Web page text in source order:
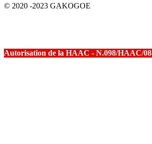
© 2020 -2023 GAKOGOE
Autorisation de la HAAC - N.098/HAAC/